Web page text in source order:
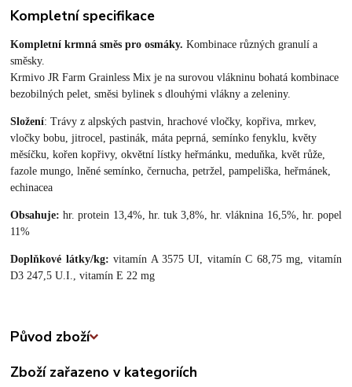
Kompletní specifikace
Kompletní krmná směs pro osmáky. Kombinace různých granulí a
směsky.
Krmivo JR Farm Grainless Mix je na surovou vlákninu bohatá kombinace
bezobilných pelet, směsi bylinek s dlouhými vlákny a zeleniny.
Složení: Trávy z alpských pastvin, hrachové vločky, kopřiva, mrkev,
vločky bobu, jitrocel, pastinák, máta peprná, semínko fenyklu, květy
měsíčku, kořen kopřivy, okvětní lístky heřmánku, meduňka, květ růže,
fazole mungo, lněné semínko, černucha, petržel, pampeliška, heřmánek,
echinacea
Obsahuje: hr. protein 13,4%, hr. tuk 3,8%, hr. vláknina 16,5%, hr. popel
11%
Doplňkové látky/kg: vitamín A 3575 UI, vitamín C 68,75 mg, vitamín
D3 247,5 U.I., vitamín E 22 mg
Původ zboží
Zboží zařazeno v kategoriích